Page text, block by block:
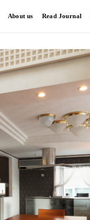
About us Read Journal